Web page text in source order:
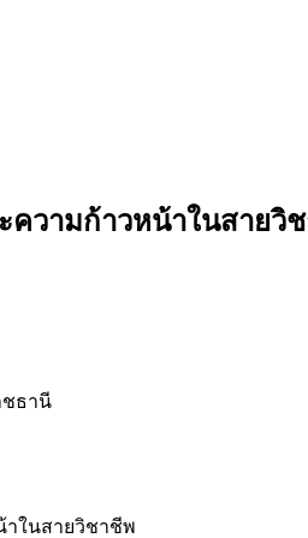
ความก้าวหน้าในสาย
ชธานี
าในสายวิชาชีพ